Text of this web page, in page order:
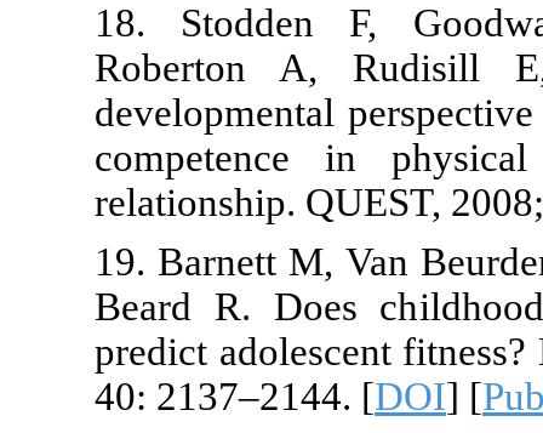
18.
Roberton
relationship.
19. Barnett
Beard R.
predict
40: